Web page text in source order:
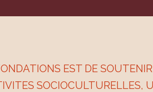
EST DE
SOCIOCULTURELLES,